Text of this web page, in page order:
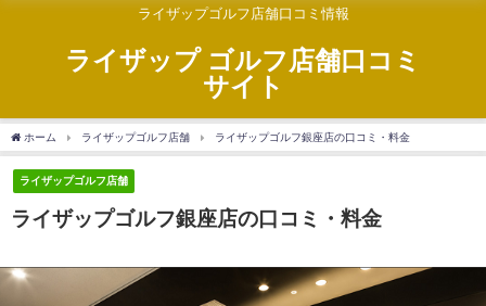
ライザップゴルフ店舗口コミ情報
ライザップ ゴルフ店舗口コミ
サイト
ホーム ライザップゴルフ店舗 ライザップゴルフ銀座店の口コミ・料金
ライザップゴルフ店舗
ライザップゴルフ銀座店の口コミ・料金